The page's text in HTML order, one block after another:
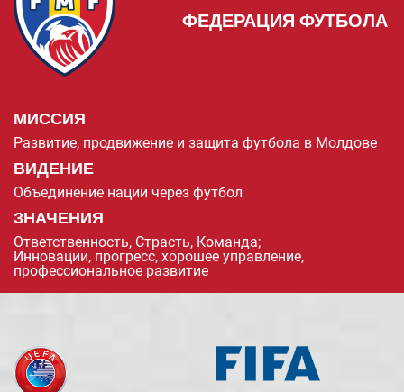
ФЕДЕРАЦИЯ ФУТБОЛА
МИССИЯ
Развитие, продвижение и защита футбола в Молдове
ВИДЕНИЕ
Объединение нации через футбол
ЗНАЧЕНИЯ
Ответственность, Страсть, Команда;
Инновации, прогресс, хорошее управление,
профессиональное развитие